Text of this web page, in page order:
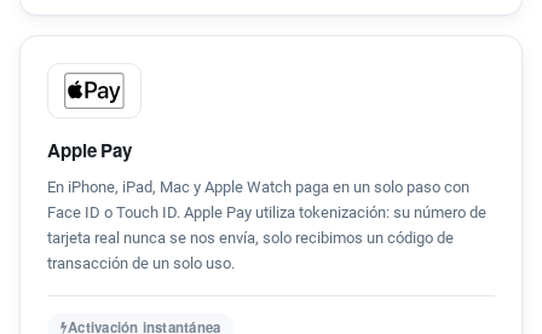
Apple Pay
En iPhone, iPad, Mac y Apple Watch paga en un solo paso con
Face ID o Touch ID. Apple Pay utiliza tokenización: su número de
tarjeta real nunca se nos envía, solo recibimos un código de
transacción de un solo uso.
Activación instantánea